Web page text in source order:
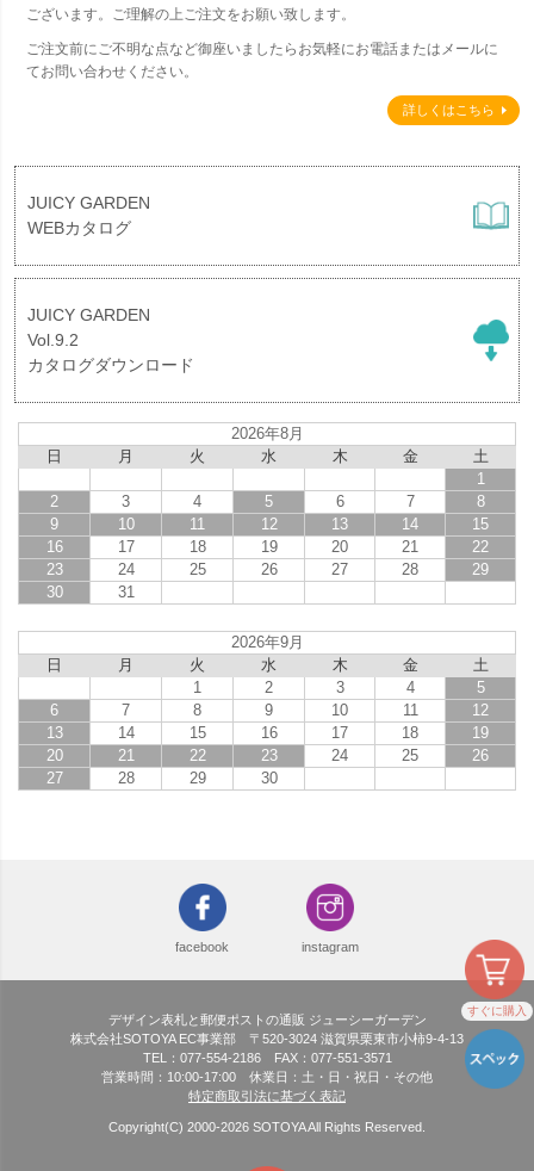
すぐに購入
ございます。ご理解の上ご注文をお願い致します。
ご注文前にご不明な点など御座いましたらお気軽にお電話またはメールに
てお問い合わせください。
詳しくはこちら
JUICY GARDEN
WEBカタログ
JUICY GARDEN
Vol.9.2
カタログダウンロード
2026年8月
日
月 火 水 木 金
土
1
2
3 4 5 6 7
8
9
10 11 12 13 14
15
16
17 18 19 20 21
22
23
24 25 26 27 28
29
30
31
2026年9月
日
月 火 水 木 金
土
1
2 3 4
5
6
7 8 9 10 11
12
13
14 15 16 17 18
19
20
21 22 23 24 25
26
27
28 29 30
facebook instagram
デザイン表札と郵便ポストの通販 ジューシーガーデン
株式会社SOTOYA EC事業部 〒520-3024 滋賀県栗東市小柿9-4-13
TEL：077-554-2186 FAX：077-551-3571
営業時間：10:00-17:00 休業日：土・日・祝日・その他
特定商取引法に基づく表記
Copyright(C) 2000-2026 SOTOYA All Rights Reserved.